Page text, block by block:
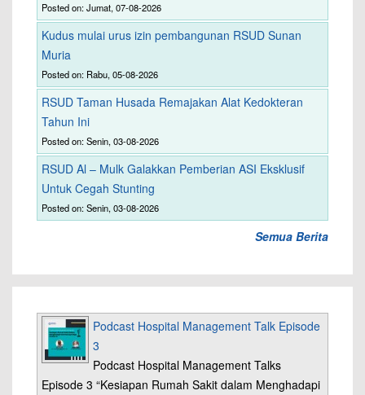
Posted on: Jumat, 07-08-2026
Kudus mulai urus izin pembangunan RSUD Sunan
Muria
Posted on: Rabu, 05-08-2026
RSUD Taman Husada Remajakan Alat Kedokteran
Tahun Ini
Posted on: Senin, 03-08-2026
RSUD Al – Mulk Galakkan Pemberian ASI Eksklusif
Untuk Cegah Stunting
Posted on: Senin, 03-08-2026
Semua Berita
Podcast Hospital Management Talk Episode
3
Podcast Hospital Management Talks
Episode 3 “Kesiapan Rumah Sakit dalam Menghadapi